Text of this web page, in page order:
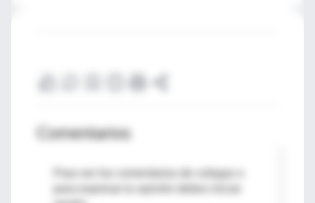
Comentarios
Para ver los comentarios de colegas o